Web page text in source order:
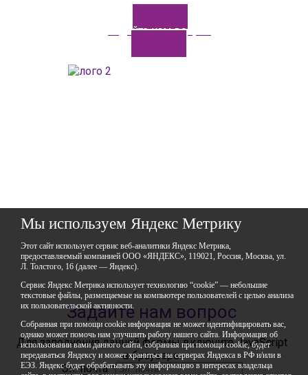
Задайте нам вопрос
Мы используем Яндекс Метрику
Этот сайт использует сервис веб-аналитики Яндекс Метрика,
предоставляемый компанией ООО «ЯНДЕКС», 119021, Россия, Москва, ул.
Л. Толстого, 16 (далее — Яндекс).
Сервис Яндекс Метрика использует технологию “cookie” — небольшие
текстовые файлы, размещаемые на компьютере пользователей с целью анализа
их пользовательской активности.
Собранная при помощи cookie информация не может идентифицировать вас,
однако может помочь нам улучшить работу нашего сайта. Информация об
использовании вами данного сайта, собранная при помощи cookie, будет
передаваться Яндексу и может храниться на серверах Яндекса в РФ и/или в
ЕЭЗ. Яндекс будет обрабатывать эту информацию в интересах владельца
+7 (347) 246-67-38 - бухгалтерия
Политика конфиденциальности
Задайте нам вопрос
Для заполнения данной формы включите JavaScript
в браузере.
Эл. почта*